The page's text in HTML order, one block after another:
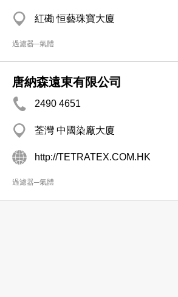
紅磡 恒藝珠寶大廈
過濾器─氣體
唐納森遠東有限公司
2490 4651
荃灣 中國染廠大廈
http://TETRATEX.COM.HK
過濾器─氣體